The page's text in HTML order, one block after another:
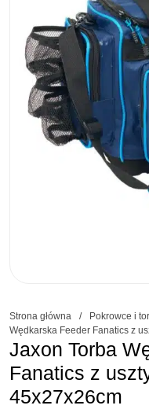
Strona główna / Pokrowce i
Wędkarska Feeder Fanatics z
Jaxon Torba
Fanatics z
45x27x26cm